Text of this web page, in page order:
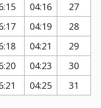
27
04:16
28
04:19
29
04:21
30
04:23
31
04:25